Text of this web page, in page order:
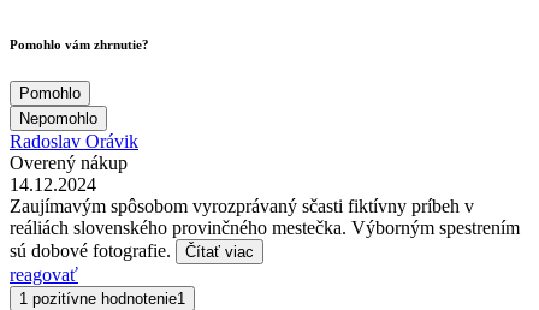
Pomohlo vám zhrnutie?
Pomohlo
Nepomohlo
Radoslav Orávik
Overený nákup
14.12.2024
Zaujímavým spôsobom vyrozprávaný sčasti fiktívny príbeh v
reáliách slovenského provinčného mestečka. Výborným spestrením
sú dobové fotografie.
Čítať viac
reagovať
1 pozitívne hodnotenie1